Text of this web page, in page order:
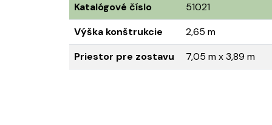
Katalógové číslo
51021
Výška konštrukcie
2,65 m
Priestor pre zostavu
7,05 m x 3,89 m